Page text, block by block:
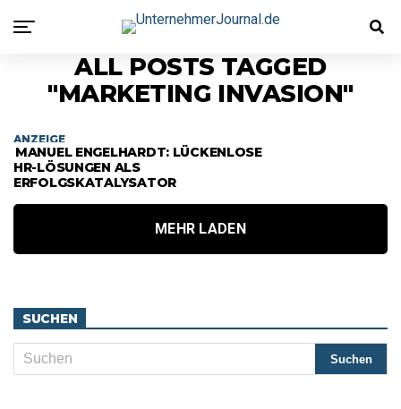
ALL POSTS TAGGED
"MARKETING INVASION"
ANZEIGE
MANUEL ENGELHARDT: LÜCKENLOSE
HR-LÖSUNGEN ALS
ERFOLGSKATALYSATOR
MEHR LADEN
SUCHEN